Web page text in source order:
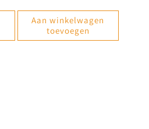
Aan winkelwagen
toevoegen